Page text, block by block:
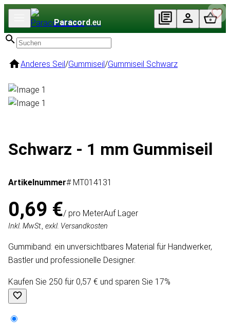
Paracord.eu
Anderes Seil/Gummiseil/Gummiseil Schwarz
Schwarz - 1 mm Gummiseil
Artikelnummer# MT014131
0,69 €/ pro MeterAuf Lager
Inkl. MwSt., exkl. Versandkosten
Gummiband: ein unversichtbares Material für Handwerker,
Bastler und professionelle Designer.
Kaufen Sie 250 für 0,57 € und sparen Sie 17%